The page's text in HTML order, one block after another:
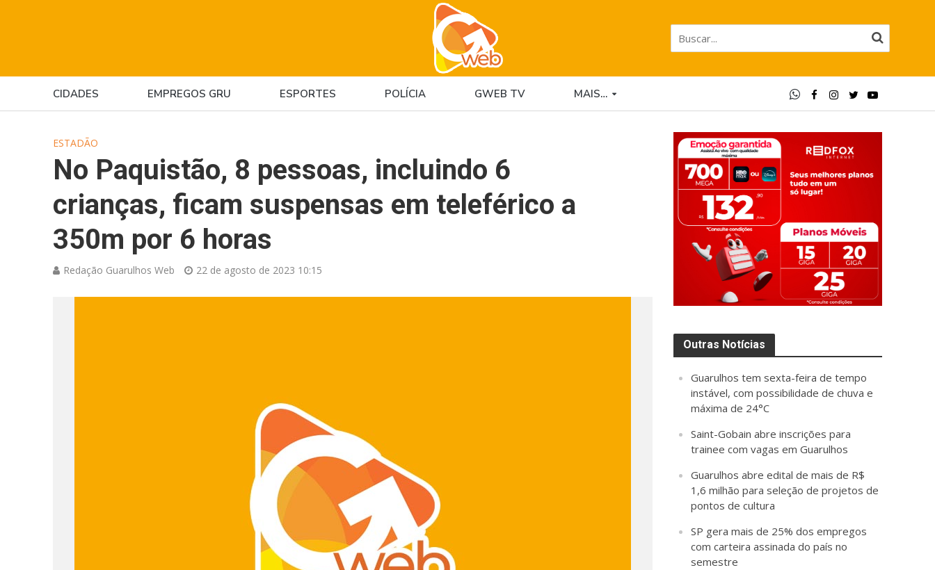
CIDADES EMPREGOS GRU ESPORTES POLÍCIA GWEB TV MAIS…
ESTADÃO
No Paquistão, 8 pessoas, incluindo 6
crianças, ficam suspensas em teleférico a
350m por 6 horas
Redação Guarulhos Web 22 de agosto de 2023 10:15
Outras Notícias
Guarulhos tem sexta-feira de tempo
instável, com possibilidade de chuva e
máxima de 24°C
Saint-Gobain abre inscrições para
trainee com vagas em Guarulhos
Guarulhos abre edital de mais de R$
1,6 milhão para seleção de projetos de
pontos de cultura
SP gera mais de 25% dos empregos
com carteira assinada do país no
semestre